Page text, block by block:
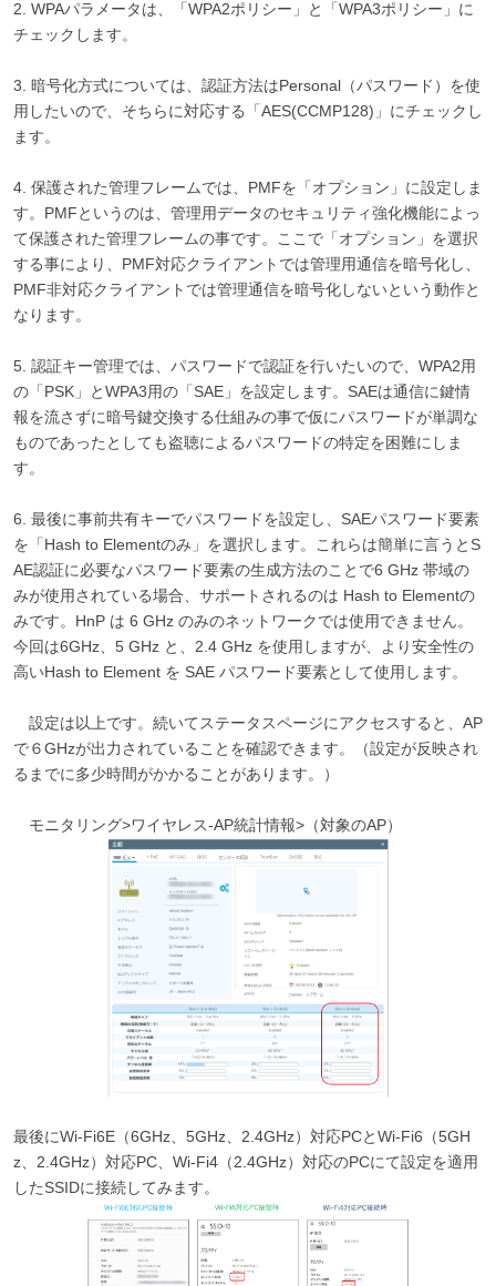
2. WPAパラメータは、「WPA2ポリシー」と「WPA3ポリシー」に
チェックします。
3. 暗号化方式については、認証方法はPersonal（パスワード）を使
用したいので、そちらに対応する「AES(CCMP128)」にチェックし
ます。
4. 保護された管理フレームでは、PMFを「オプション」に設定しま
す。PMFというのは、管理用データのセキュリティ強化機能によっ
て保護された管理フレームの事です。ここで「オプション」を選択
する事により、PMF対応クライアントでは管理用通信を暗号化し、
PMF非対応クライアントでは管理通信を暗号化しないという動作と
なります。
5. 認証キー管理では、パスワードで認証を行いたいので、WPA2用
の「PSK」とWPA3用の「SAE」を設定します。SAEは通信に鍵情
報を流さずに暗号鍵交換する仕組みの事で仮にパスワードが単調な
ものであったとしても盗聴によるパスワードの特定を困難にしま
す。
6. 最後に事前共有キーでパスワードを設定し、SAEパスワード要素
を「Hash to Elementのみ」を選択します。これらは簡単に言うとS
AE認証に必要なパスワード要素の生成方法のことで6 GHz 帯域の
みが使用されている場合、サポートされるのは Hash to Elementの
みです。HnP は 6 GHz のみのネットワークでは使用できません。
今回は6GHz、5 GHz と、2.4 GHz を使用しますが、より安全性の
高いHash to Element を SAE パスワード要素として使用します。
設定は以上です。続いてステータスページにアクセスすると、AP
で６GHzが出力されていることを確認できます。（設定が反映され
るまでに多少時間がかかることがあります。）
モニタリング>ワイヤレス-AP統計情報>（対象のAP）
最後にWi-Fi6E（6GHz、5GHz、2.4GHz）対応PCとWi-Fi6（5GH
z、2.4GHz）対応PC、Wi-Fi4（2.4GHz）対応のPCにて設定を適用
したSSIDに接続してみます。